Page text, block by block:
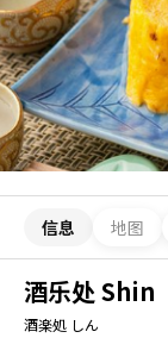
信息 地图
酒乐处 Shin
酒楽処 しん